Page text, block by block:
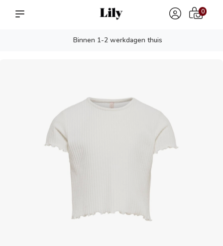
Binnen 1-2 werkdagen thuis
0